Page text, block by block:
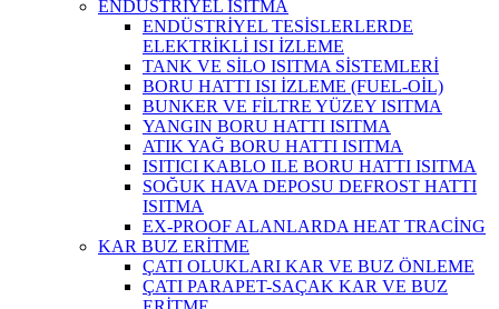
ENDÜSTRİYEL ISITMA
ENDÜSTRİYEL TESİSLERLERDE
ELEKTRİKLİ ISI İZLEME
TANK VE SİLO ISITMA SİSTEMLERİ
BORU HATTI ISI İZLEME (FUEL-OİL)
BUNKER VE FİLTRE YÜZEY ISITMA
YANGIN BORU HATTI ISITMA
ATIK YAĞ BORU HATTI ISITMA
ISITICI KABLO ILE BORU HATTI ISITMA
SOĞUK HAVA DEPOSU DEFROST HATTI
ISITMA
EX-PROOF ALANLARDA HEAT TRACİNG
KAR BUZ ERİTME
ÇATI OLUKLARI KAR VE BUZ ÖNLEME
ÇATI PARAPET-SAÇAK KAR VE BUZ